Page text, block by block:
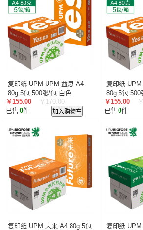
复印纸 UPM UPM 益思 A4
80g 5包 500张/包 白色
￥155.00
￥170.00
已售 0件 加入购物车
复印纸
80g 5包 500
￥155.00
已售 0件
复印纸 UPM 未来 A4 80g 5包
复印纸